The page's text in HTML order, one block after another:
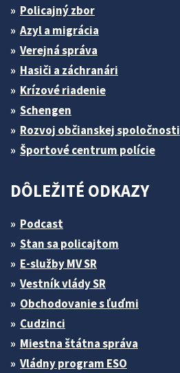
Policajný zbor
Azyl a migrácia
Verejná správa
Hasiči a záchranári
Krízové riadenie
Schengen
Rozvoj občianskej spoločnosti
Športové centrum polície
DÔLEŽITÉ ODKAZY
Podcast
Stan sa policajtom
E-služby MV SR
Vestník vlády SR
Obchodovanie s ľuďmi
Cudzinci
Miestna štátna správa
Vládny program ESO